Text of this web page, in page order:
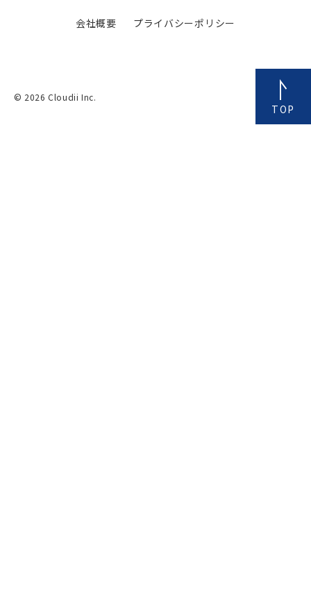
TOP
© 2026 Cloudii Inc.
会社概要 プライバシーポリシー